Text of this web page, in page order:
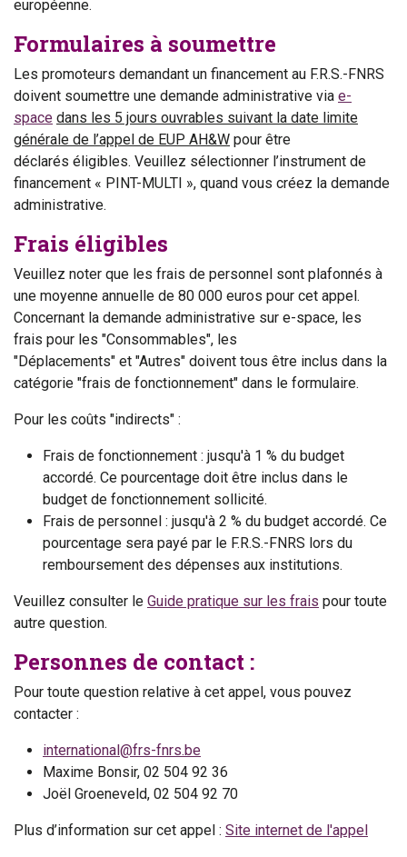
européenne.
Formulaires à soumettre
Les promoteurs demandant un financement au F.R.S.-FNRS
doivent soumettre une demande administrative via e-
space dans les 5 jours ouvrables suivant la date limite
générale de l’appel de EUP AH&W pour être
déclarés éligibles. Veuillez sélectionner l’instrument de
financement « PINT-MULTI », quand vous créez la demande
administrative.
Frais éligibles
Veuillez noter que les frais de personnel sont plafonnés à
une moyenne annuelle de 80 000 euros pour cet appel.
Concernant la demande administrative sur e-space, les
frais pour les "Consommables", les
"Déplacements" et "Autres" doivent tous être inclus dans la
catégorie "frais de fonctionnement" dans le formulaire.
Pour les coûts "indirects" :
Frais de fonctionnement : jusqu'à 1 % du budget
accordé. Ce pourcentage doit être inclus dans le
budget de fonctionnement sollicité.
Frais de personnel : jusqu'à 2 % du budget accordé. Ce
pourcentage sera payé par le F.R.S.-FNRS lors du
remboursement des dépenses aux institutions.
Veuillez consulter le Guide pratique sur les frais pour toute
autre question.
Personnes de contact :
Pour toute question relative à cet appel, vous pouvez
contacter :
international@frs-fnrs.be
Maxime Bonsir, 02 504 92 36
Joël Groeneveld, 02 504 92 70
Plus d’information sur cet appel : Site internet de l'appel